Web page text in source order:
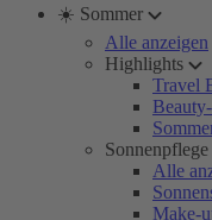
☀️ Sommer
Alle anzeigen
Highlights
Travel
Sonnenpflege
Alle
Make-